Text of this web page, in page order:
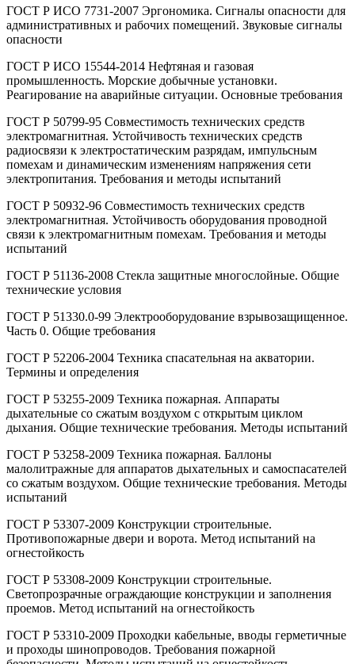
ГОСТ Р ИСО 7731-2007 Эргономика. Сигналы опасности для
административных и рабочих помещений. Звуковые сигналы
опасности
ГОСТ Р ИСО 15544-2014 Нефтяная и газовая
промышленность. Морские добычные установки.
Реагирование на аварийные ситуации. Основные требования
ГОСТ Р 50799-95 Совместимость технических средств
электромагнитная. Устойчивость технических средств
радиосвязи к электростатическим разрядам, импульсным
помехам и динамическим изменениям напряжения сети
электропитания. Требования и методы испытаний
ГОСТ Р 50932-96 Совместимость технических средств
электромагнитная. Устойчивость оборудования проводной
связи к электромагнитным помехам. Требования и методы
испытаний
ГОСТ Р 51136-2008 Стекла защитные многослойные. Общие
технические условия
ГОСТ Р 51330.0-99 Электрооборудование взрывозащищенное.
Часть 0. Общие требования
ГОСТ Р 52206-2004 Техника спасательная на акватории.
Термины и определения
ГОСТ Р 53255-2009 Техника пожарная. Аппараты
дыхательные со сжатым воздухом с открытым циклом
дыхания. Общие технические требования. Методы испытаний
ГОСТ Р 53258-2009 Техника пожарная. Баллоны
малолитражные для аппаратов дыхательных и самоспасателей
со сжатым воздухом. Общие технические требования. Методы
испытаний
ГОСТ Р 53307-2009 Конструкции строительные.
Противопожарные двери и ворота. Метод испытаний на
огнестойкость
ГОСТ Р 53308-2009 Конструкции строительные.
Светопрозрачные ограждающие конструкции и заполнения
проемов. Метод испытаний на огнестойкость
ГОСТ Р 53310-2009 Проходки кабельные, вводы герметичные
и проходы шинопроводов. Требования пожарной